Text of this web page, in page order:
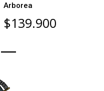
Arborea
$139.900